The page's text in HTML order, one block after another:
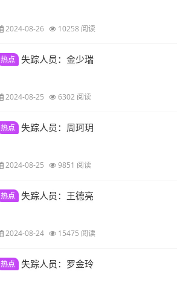
2024-08-26 10258 阅读
热点 失踪人员：金少瑞
2024-08-25 6302 阅读
热点 失踪人员：周珂玥
2024-08-25 9851 阅读
热点 失踪人员：王德亮
2024-08-24 15475 阅读
热点 失踪人员：罗金玲